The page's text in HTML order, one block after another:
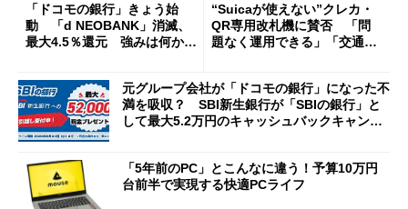
「ドコモの銀行」きょう始
動 「d NEOBANK」消滅、
最大4.5％還元 強みは何か解
“Suicaが使えない”クレカ・
QR専用改札機に賛否 「問
題なく運用できる」「交通系I
元グループ会社が「ドコモの銀行」になった不
満を吸収？ SBI新生銀行が「SBIの銀行」と
して最大5.2万円のキャッシュバックキャンペ
「5年前のPC」とこんなに違う！予算10万円
台前半で実現する快適PCライフ